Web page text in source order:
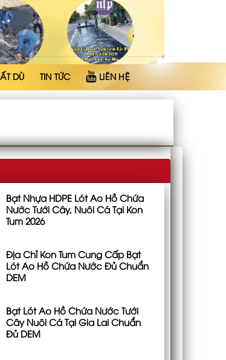
DÙ TIN TỨC LIÊN HỆ
Bạt Nhựa HDPE Lót Ao Hồ Chứa
Nước Tưới Cây, Nuôi Cá Tại Kon
Tum 2026
Địa Chỉ Kon Tum Cung Cấp Bạt
Lót Ao Hồ Chứa Nước Đủ Chuẩn
DEM
Bạt Lót Ao Hồ Chứa Nước Tưới
Cây Nuôi Cá Tại Gia Lai Chuẩn
Đủ DEM